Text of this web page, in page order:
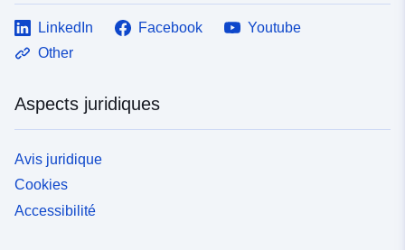
LinkedIn Facebook
Youtube
Other
Aspects juridiques
Avis juridique
Cookies
Accessibilité